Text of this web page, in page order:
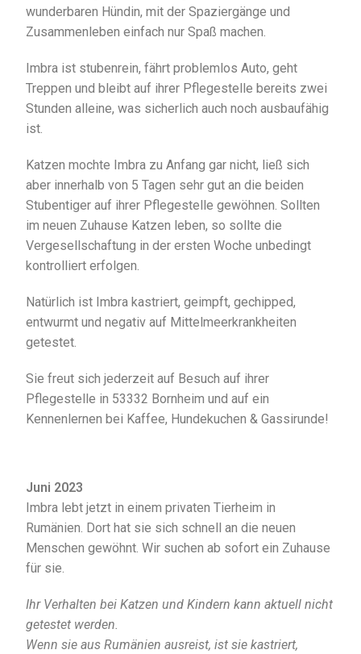
wunderbaren Hündin, mit der Spaziergänge und
Zusammenleben einfach nur Spaß machen.
Imbra ist stubenrein, fährt problemlos Auto, geht
Treppen und bleibt auf ihrer Pflegestelle bereits zwei
Stunden alleine, was sicherlich auch noch ausbaufähig
ist.
Katzen mochte Imbra zu Anfang gar nicht, ließ sich
aber innerhalb von 5 Tagen sehr gut an die beiden
Stubentiger auf ihrer Pflegestelle gewöhnen. Sollten
im neuen Zuhause Katzen leben, so sollte die
Vergesellschaftung in der ersten Woche unbedingt
kontrolliert erfolgen.
Natürlich ist Imbra kastriert, geimpft, gechipped,
entwurmt und negativ auf Mittelmeerkrankheiten
getestet.
Sie freut sich jederzeit auf Besuch auf ihrer
Pflegestelle in 53332 Bornheim und auf ein
Kennenlernen bei Kaffee, Hundekuchen & Gassirunde!
Juni 2023
Imbra lebt jetzt in einem privaten Tierheim in
Rumänien. Dort hat sie sich schnell an die neuen
Menschen gewöhnt. Wir suchen ab sofort ein Zuhause
für sie.
Ihr Verhalten bei Katzen und Kindern kann aktuell nicht
getestet werden.
Wenn sie aus Rumänien ausreist, ist sie kastriert,